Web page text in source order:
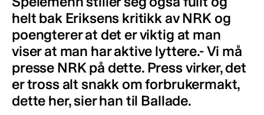
helt bak Eriksens kritikk av NRK og
poengterer at det er viktig at man
viser at man har aktive lyttere.- Vi må
presse NRK på dette. Press virker, det
er tross alt snakk om forbrukermakt,
dette her, sier han til Ballade.